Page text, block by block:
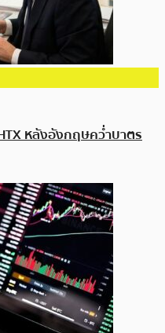
หลังอังกฤษคว่ำบาตร